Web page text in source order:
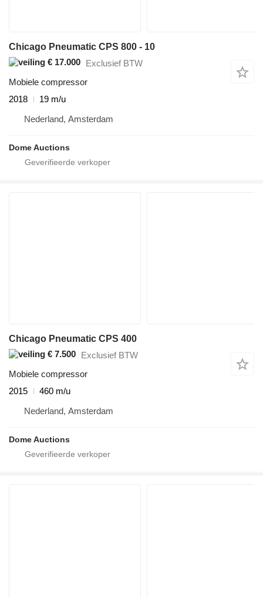
Chicago Pneumatic CPS 800 - 10
€ 17.000 Exclusief BTW
Mobiele compressor
2018
19 m/u
Nederland, Amsterdam
Dome Auctions
Chicago Pneumatic CPS 400
€ 7.500 Exclusief BTW
Mobiele compressor
2015
460 m/u
Nederland, Amsterdam
Dome Auctions